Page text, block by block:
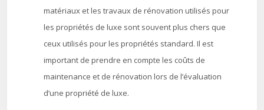
matériaux et les travaux de rénovation utilisés pour
les propriétés de luxe sont souvent plus chers que
ceux utilisés pour les propriétés standard. Il est
important de prendre en compte les coûts de
maintenance et de rénovation lors de l’évaluation
d’une propriété de luxe.